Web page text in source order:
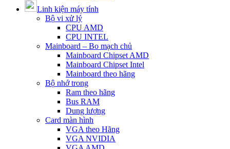
Linh kiện máy tính
Bộ vi xử lý
CPU AMD
CPU INTEL
Mainboard – Bo mạch chủ
Mainboard Chipset AMD
Mainboard Chipset Intel
Mainboard theo hãng
Bộ nhớ trong
Ram theo hãng
Bus RAM
Dung lượng
Card màn hình
VGA theo Hãng
VGA NVIDIA